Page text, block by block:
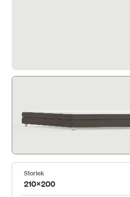
Storlek
210x200